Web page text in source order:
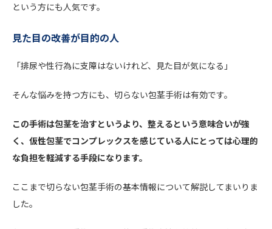
という方にも人気です。
見た目の改善が目的の人
「排尿や性行為に支障はないけれど、見た目が気になる」
そんな悩みを持つ方にも、切らない包茎手術は有効です。
この手術は包茎を治すというより、整えるという意味合いが強
く、仮性包茎でコンプレックスを感じている人にとっては心理的
な負担を軽減する手段になります。
ここまで切らない包茎手術の基本情報について解説してまいりま
した。